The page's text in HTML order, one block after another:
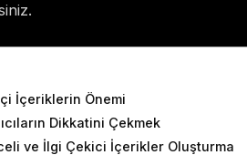
İçeriklerin Önemi
Dikkatini Çekmek
ve İlgi Çekici İçerikler Oluşturma